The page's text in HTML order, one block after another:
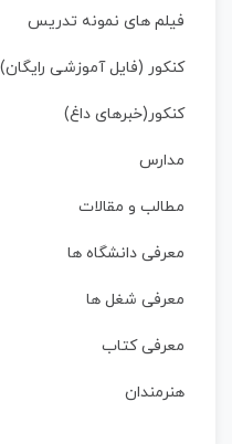
فیلم های نمونه تدریس
کنکور (فایل آموزشی رایگان)
کنکور(خبرهای داغ)
مدارس
مطالب و مقالات
معرفی دانشگاه ها
معرفی شغل ها
معرفی کتاب
هنرمندان